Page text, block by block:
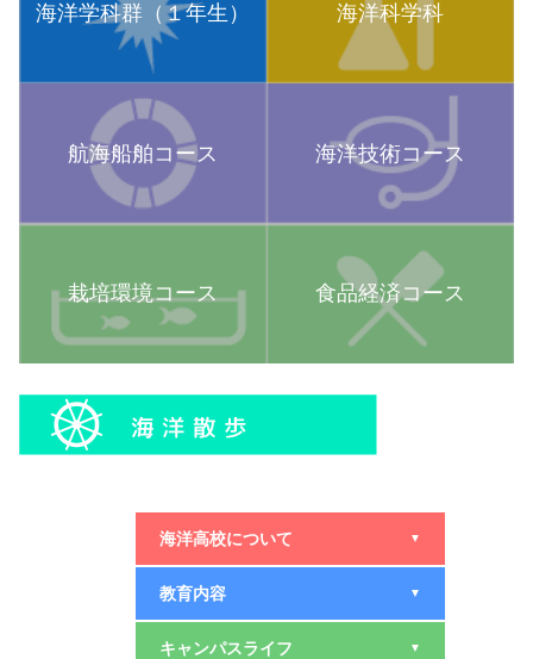
海洋学科群（１年生） 海洋科学科
航海船舶コース 海洋技術コース
栽培環境コース 食品経済コース
海洋高校について ▼
教育内容 ▼
キャンパスライフ ▼